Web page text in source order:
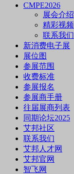
CMPE2026
展会介绍
精彩视频
联系我们
新消费电子展
展位图
参展范围
收费标准
参展报名
参展商手册
往届展商列表
同期论坛2025
艾邦社区
联系我们
艾邦人才网
艾邦官网
智飞网